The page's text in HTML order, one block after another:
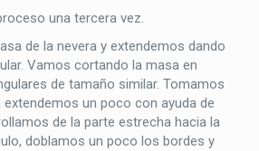
una tercera vez.
de la nevera y extendemos dando
Vamos cortando la masa en
de tamaño similar. Tomamos
extendemos un poco con ayuda de
de la parte estrecha hacia la
doblamos un poco los bordes y